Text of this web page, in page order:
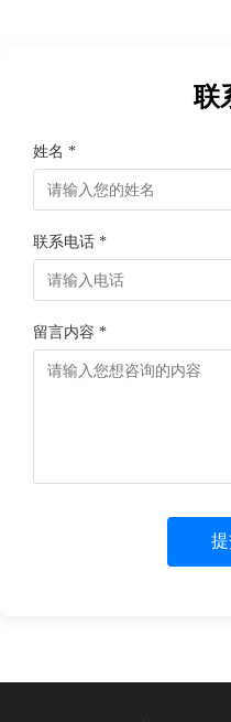
联
姓名 *
联系电话 *
留言内容 *